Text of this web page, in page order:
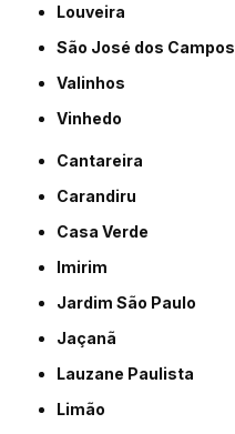
Louveira
São José dos Campos
Valinhos
Vinhedo
Cantareira
Carandiru
Casa Verde
Imirim
Jardim São Paulo
Jaçanã
Lauzane Paulista
Limão